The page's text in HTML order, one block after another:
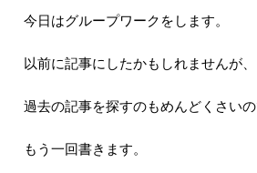
今日はグループワークをします。
以前に記事にしたかもしれませんが、
過去の記事を探すのもめんどくさい
もう一回書きます。